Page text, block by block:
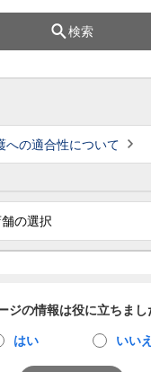
検索
への適合性について
舗の選択
ジの情報は役に立ちまし
はい いいえ